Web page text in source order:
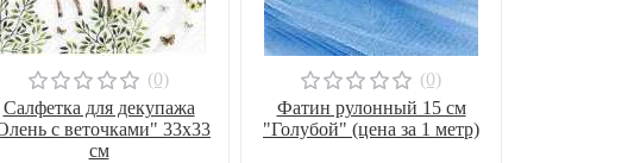
(0)
Салфетка для декупажа
с веточками" 33х33
см
(0)
Фатин рулонный 15 см
"Голубой" (цена за 1 метр)